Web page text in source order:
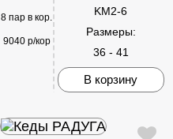
8 пар в кор.
9040 р/кор
KM2-6
Размеры:
36 - 41
В корзину